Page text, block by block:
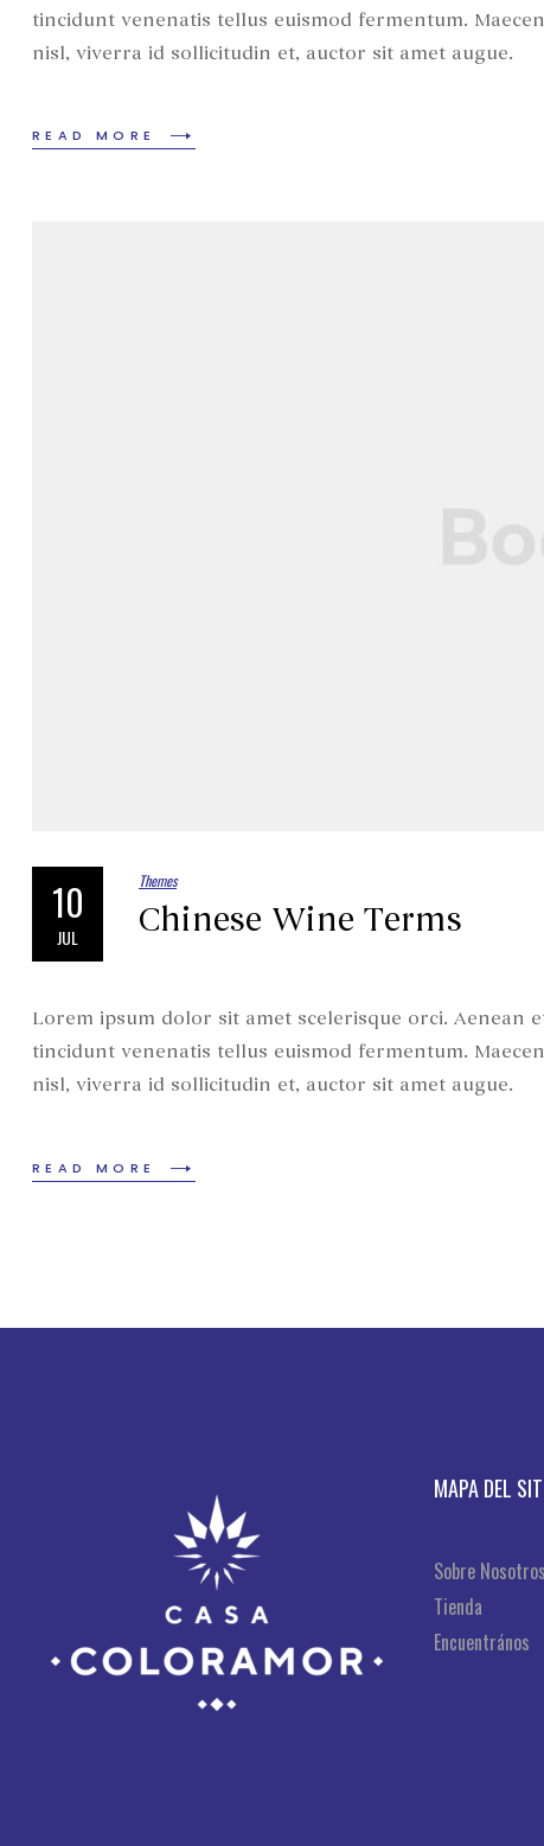
tincidunt venenatis tellus euismod fermentum.
nisl, viverra id sollicitudin et, auctor sit amet augue.
READ MORE
10
JUL
Themes
Chinese Wine Terms
Lorem ipsum dolor sit amet scelerisque orci.
tincidunt venenatis tellus euismod fermentum.
nisl, viverra id sollicitudin et, auctor sit amet augue.
READ MORE
MAPA DEL
Sobre Nosotros
Tienda
Encuentrános